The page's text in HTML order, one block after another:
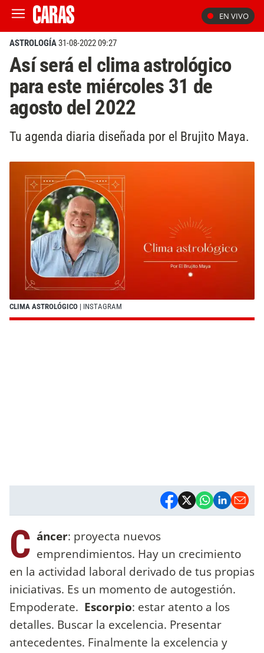
EN VIVO
ASTROLOGÍA31-08-2022 09:27
Así será el clima astrológico
para este miércoles 31 de
agosto del 2022
Tu agenda diaria diseñada por el Brujito Maya.
CLIMA ASTROLÓGICO | INSTAGRAM
C áncer: proyecta nuevos
emprendimientos. Hay un crecimiento
en la actividad laboral derivado de tus propias
iniciativas. Es un momento de autogestión.
Empoderate. Escorpio: estar atento a los
detalles. Buscar la excelencia. Presentar
antecedentes. Finalmente la excelencia y